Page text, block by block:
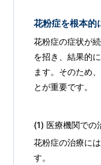
花粉症を根本的
花粉症の症状が
を招き、結果的
ます。そのため
とが重要です。
(1) 医療機関での
花粉症の治療に
す。